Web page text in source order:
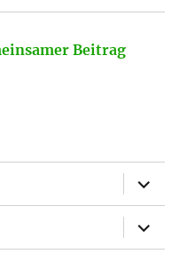
Beitrag
öffnen
öffnen